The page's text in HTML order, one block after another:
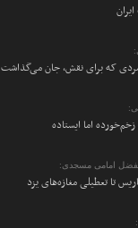
که برای نقش، جان می‌گذاشت
اما ایستاده
امامی مسجدی:
تا تعطیلی مغازه‌های یزد